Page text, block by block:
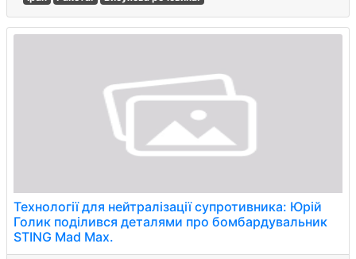
Технології для нейтралізації супротивника: Юрій
Голик поділився деталями про бомбардувальник
STING Mad Max.